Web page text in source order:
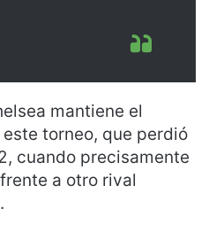
mantiene el
torneo, que perdió
cuando precisamente
a otro rival